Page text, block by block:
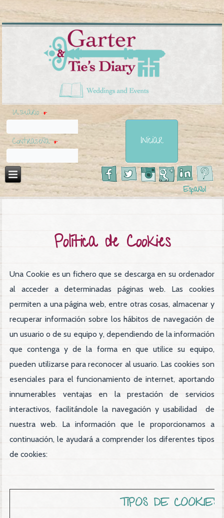
Usuario *
Contraseña*
Español
Política de Cookies
Una Cookie es un fichero que se descarga en su ordenador
al acceder a determinadas páginas web. Las cookies
permiten a una página web, entre otras cosas, almacenar y
recuperar información sobre los hábitos de navegación de
un usuario o de su equipo y, dependiendo de la información
que contenga y de la forma en que utilice su equipo,
pueden utilizarse para reconocer al usuario. Las cookies son
esenciales para el funcionamiento de internet, aportando
innumerables ventajas en la prestación de servicios
interactivos, facilitándole la navegación y usabilidad de
nuestra web. La información que le proporcionamos a
continuación, le ayudará a comprender los diferentes tipos
de cookies:
TIPOS DE COOKIES